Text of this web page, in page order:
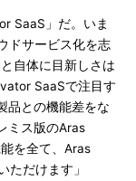
SaaS」だ。いま
ドサービス化を志
自体に目新しさは
SaaSで注目す
品との機能差をな
ミス版のAras
を全て、Aras
ただけます」